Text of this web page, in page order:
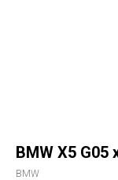
BMW X5 G05
BMW